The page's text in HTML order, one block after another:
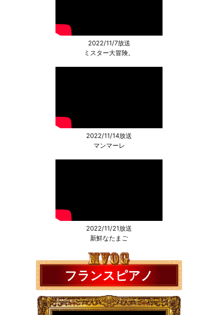
2022/11/7放送
ミスター大冒険。
2022/11/14放送
マンマーレ
2022/11/21放送
新鮮なたまご
フランスピアノ